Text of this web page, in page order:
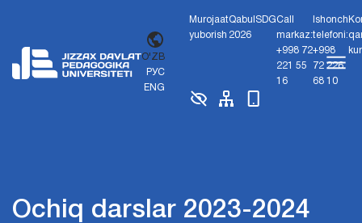
O'ZB
РУС
ENG
Murojaat
yuborish
Qabul
2026
SDGCall
markaz:
+998 72
221 55
16
Ishonch
telefoni:
+998
72 226
68 10
Ochiq darslar 2023-2024